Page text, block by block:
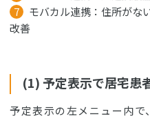
モバカル連携：住所がな
改善
(1) 予定表示で居宅患
予定表示の左メニュー内